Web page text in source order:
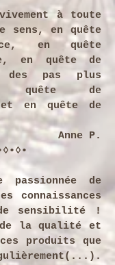
vivement à toute
sens, en quête
en quête
en quête de
des pas plus
quête de
et en quête de
​Anne P.
de
connaissances
sensibilité !
la qualité et
produits que